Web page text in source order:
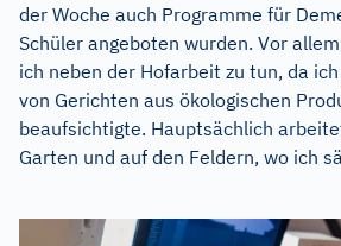
der Woche auch Programme für
Schüler angeboten wurden. Vor
ich neben der Hofarbeit zu tun, da
von Gerichten aus ökologischen
beaufsichtigte. Hauptsächlich
Garten und auf den Feldern, wo ich